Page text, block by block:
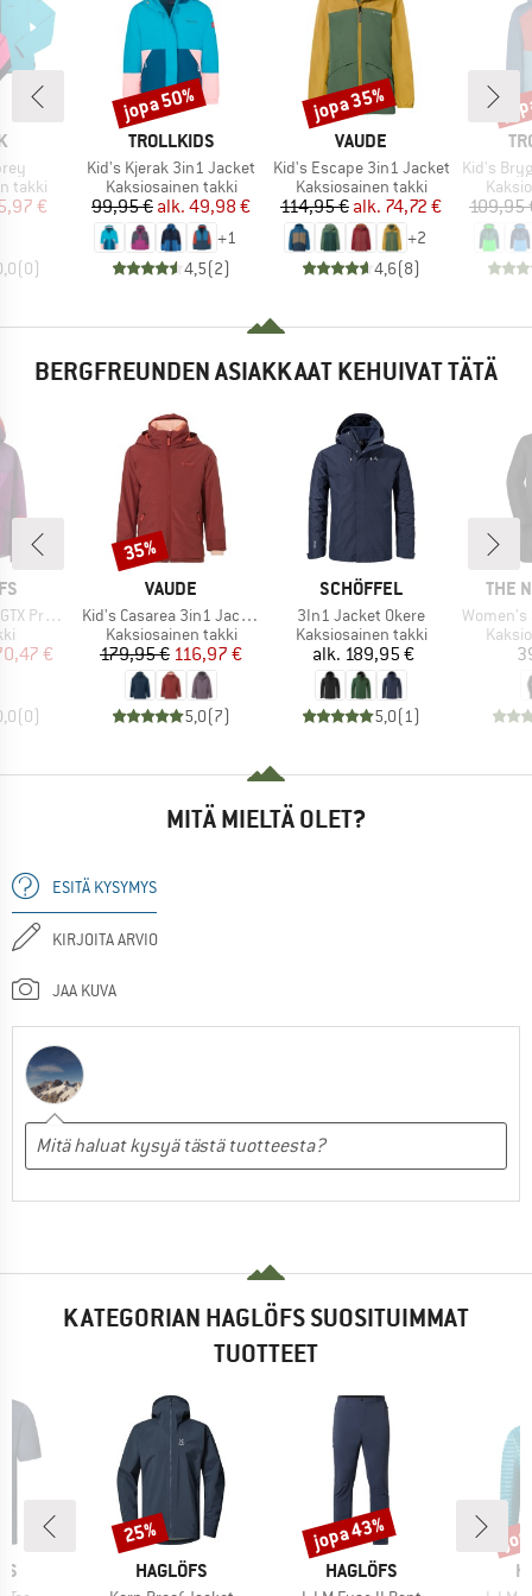
takki
hinta
€
(0)
MERKKI
TROLLKIDS
Tuote
Kid's Kjerak 3in1 Jacket
Tuoteryhmä
Kaksiosainen takki
Hinta
99,95 € Alennettu hinta
alk. 49,98 €
+1
4,5(2)
Alennus
jopa 50%
MERKKI
VAUDE
Tuote
Kid's Escape 3in1 Jacket
Tuoteryhmä
Kaksiosainen takki
Hinta
114,95 € Alennettu hinta
alk. 74,72 €
+2
4,6(8)
Alennus
jopa 35%
Tuote
Kid's
109,95
BERGFREUNDEN ASIAKKAAT KEHUIVAT TÄTÄ
II Jacket
hinta
€
(0)
MERKKI
VAUDE
Tuote
Kid's Casarea 3in1 Jacket II
Tuoteryhmä
Kaksiosainen takki
Hinta
179,95 €Alennettu hinta
116,97 €
5,0(7)
Alennus
35%
MERKKI
SCHÖFFEL
Tuote
3In1 Jacket Okere
Tuoteryhmä
Kaksiosainen takki
Hinta
alk. 189,95 €
5,0(1)
THE
Tuote
Women's
MITÄ MIELTÄ OLET?
ESITÄ KYSYMYS
KIRJOITA ARVIO
JAA KUVA
KATEGORIAN HAGLÖFS SUOSITUIMMAT
TUOTTEET
MERKKI
HAGLÖFS
Alennus
25%
MERKKI
HAGLÖFS
Alennus
jopa 43%